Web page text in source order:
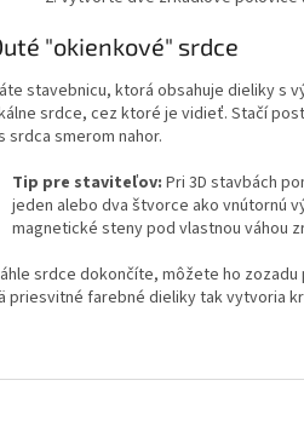
"okienkové" srdce
stavebnicu, ktorá obsahuje dieliky s
srdce, cez ktoré je vidieť. Stačí
srdca smerom nahor.
Tip pre staviteľov: Pri 3D stavbách
jeden alebo dva štvorce ako vnútornú
magnetické steny pod vlastnou váhou
srdce dokončíte, môžete ho
priesvitné farebné dieliky tak vytvoria